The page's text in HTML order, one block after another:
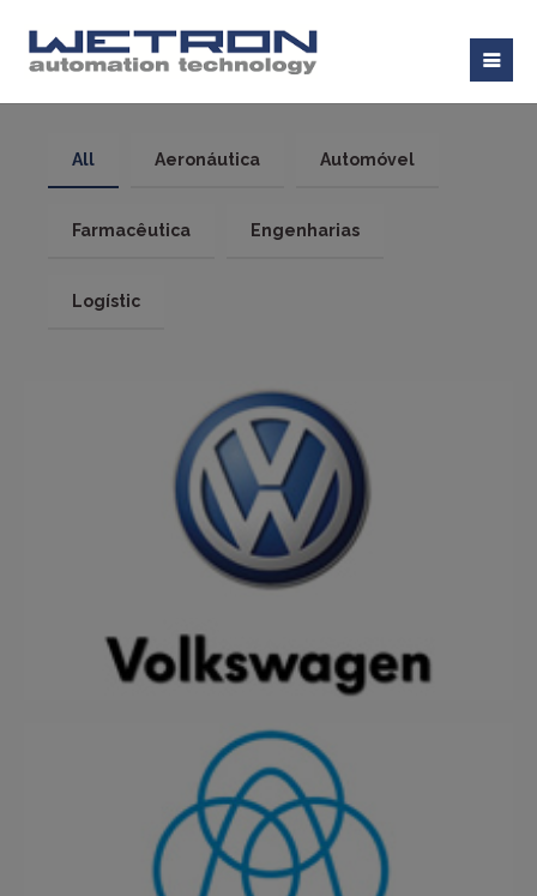
All Aeronáutica Automóvel
Farmacêutica Engenharias
Logístic